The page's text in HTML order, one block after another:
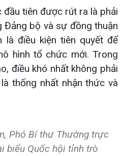
tiên được rút ra là phải
bộ và sự đồng thuận
là điều kiện tiên quyết để
hình tổ chức mới. Trong
điều khó nhất không phải
thống nhất nhận thức và
Phó Bí thư Thường trực
biểu Quốc hội tỉnh trò